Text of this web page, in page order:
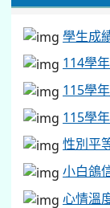
學生成
114學
115學
115學
性別平
小白鴿
心情溫